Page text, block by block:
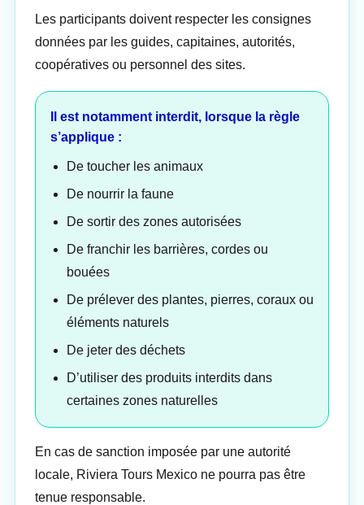
Les participants doivent respecter les consignes
données par les guides, capitaines, autorités,
coopératives ou personnel des sites.
Il est notamment interdit, lorsque la règle
s’applique :
De toucher les animaux
De nourrir la faune
De sortir des zones autorisées
De franchir les barrières, cordes ou
bouées
De prélever des plantes, pierres, coraux ou
éléments naturels
De jeter des déchets
D’utiliser des produits interdits dans
certaines zones naturelles
En cas de sanction imposée par une autorité
locale, Riviera Tours Mexico ne pourra pas être
tenue responsable.